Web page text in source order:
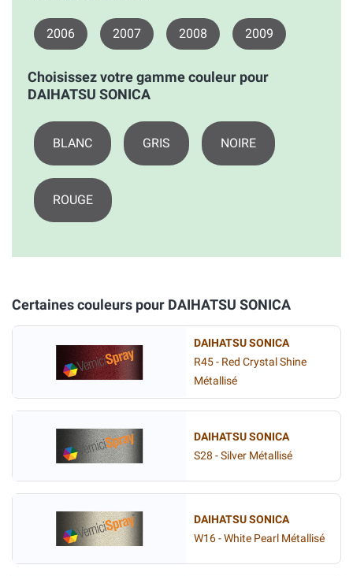
2006 2007 2008 2009
Choisissez votre gamme couleur pour
DAIHATSU SONICA
BLANC GRIS NOIRE
ROUGE
Certaines couleurs pour DAIHATSU SONICA
DAIHATSU SONICA
R45 - Red Crystal Shine
Métallisé
DAIHATSU SONICA
S28 - Silver Métallisé
DAIHATSU SONICA
W16 - White Pearl Métallisé